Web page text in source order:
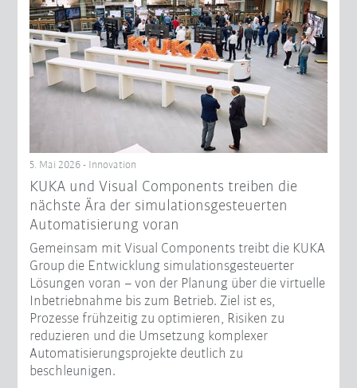
5. Mai 2026 - Innovation
KUKA und Visual Components treiben die
nächste Ära der simulationsgesteuerten
Automatisierung voran
Gemeinsam mit Visual Components treibt die KUKA
Group die Entwicklung simulationsgesteuerter
Lösungen voran – von der Planung über die virtuelle
Inbetriebnahme bis zum Betrieb. Ziel ist es,
Prozesse frühzeitig zu optimieren, Risiken zu
reduzieren und die Umsetzung komplexer
Automatisierungsprojekte deutlich zu
beschleunigen.